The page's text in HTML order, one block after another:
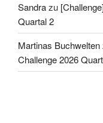
Sandrazu
Quartal 2
Martinas Buchwelten
Challenge 2026